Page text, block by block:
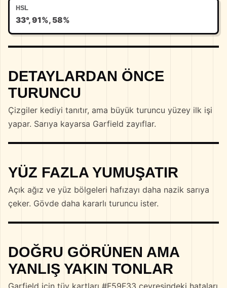
HSL
33°, 91%, 58%
DETAYLARDAN ÖNCE
TURUNCU
Çizgiler kediyi tanıtır, ama büyük turuncu yüzey ilk işi
yapar. Sarıya kayarsa Garfield zayıflar.
YÜZ FAZLA YUMUŞATIR
Açık ağız ve yüz bölgeleri hafızayı daha nazik sarıya
çeker. Gövde daha kararlı turuncu ister.
DOĞRU GÖRÜNEN AMA
YANLIŞ YAKIN TONLAR
Garfield için tüy kartları #F59F33 çevresindeki hataları